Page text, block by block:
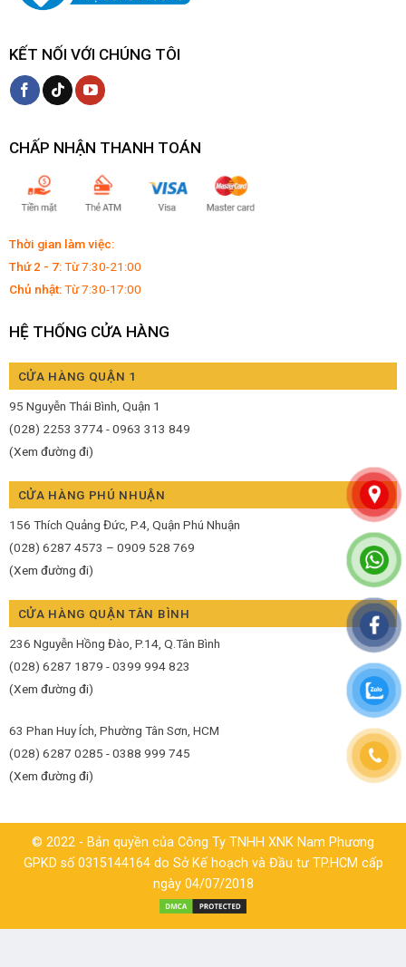
KẾT NỐI VỚI CHÚNG TÔI
CHẤP NHẬN THANH TOÁN
Thời gian làm việc:
Thứ 2 - 7:Từ 7:30-21:00
Chủ nhật:Từ 7:30-17:00
HỆ THỐNG CỬA HÀNG
CỬA HÀNG QUẬN 1
95 Nguyễn Thái Bình, Quận 1
(028) 2253 3774 - 0963 313 849
(Xem đường đi)
CỬA HÀNG PHÚ NHUẬN
156 Thích Quảng Đức, P.4, Quận Phú Nhuận
(028) 6287 4573 – 0909 528 769
(Xem đường đi)
CỬA HÀNG QUẬN TÂN BÌNH
236 Nguyễn Hồng Đào, P.14, Q.Tân Bình
(028) 6287 1879 - 0399 994 823
(Xem đường đi)
63 Phan Huy Ích, Phường Tân Sơn, HCM
(028) 6287 0285 - 0388 999 745
(Xem đường đi)
© 2022 - Bản quyền của Công Ty TNHH XNK Nam Phương
GPKD số 0315144164 do Sở Kế hoạch và Đầu tư TP.HCM cấp
ngày 04/07/2018